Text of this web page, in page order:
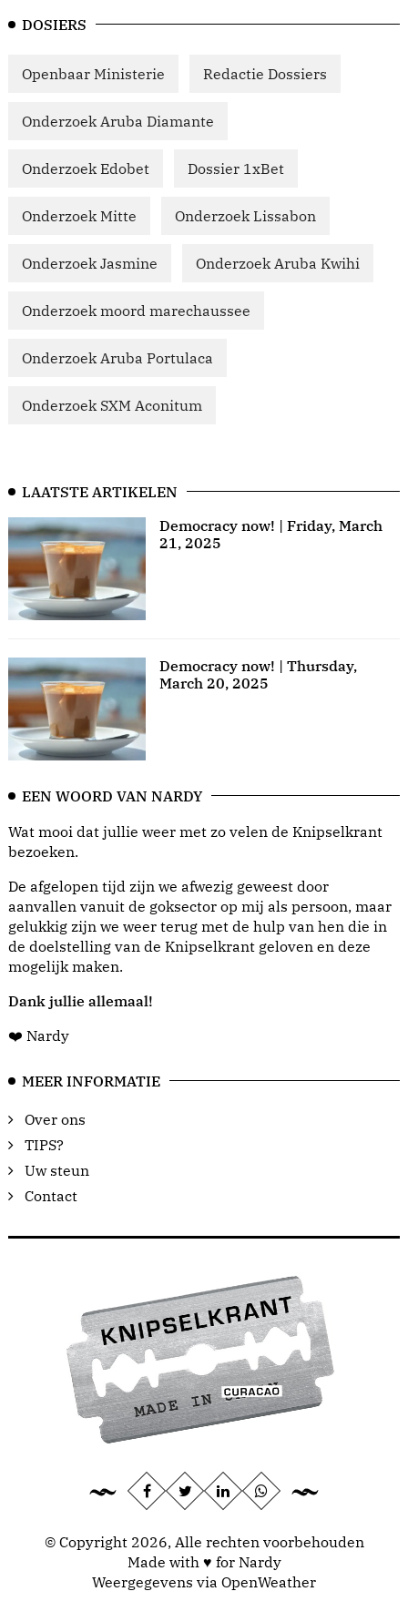
DOSIERS
Openbaar Ministerie Redactie Dossiers
Onderzoek Aruba Diamante
Onderzoek Edobet Dossier 1xBet
Onderzoek Mitte Onderzoek Lissabon
Onderzoek Jasmine Onderzoek Aruba Kwihi
Onderzoek moord marechaussee
Onderzoek Aruba Portulaca
Onderzoek SXM Aconitum
LAATSTE ARTIKELEN
Democracy now! | Friday, March
21, 2025
Democracy now! | Thursday,
March 20, 2025
EEN WOORD VAN NARDY
Wat mooi dat jullie weer met zo velen de Knipselkrant
bezoeken.
De afgelopen tijd zijn we afwezig geweest door
aanvallen vanuit de goksector op mij als persoon, maar
gelukkig zijn we weer terug met de hulp van hen die in
de doelstelling van de Knipselkrant geloven en deze
mogelijk maken.
Dank jullie allemaal!
❤️ Nardy
MEER INFORMATIE
Over ons
TIPS?
Uw steun
Contact
© Copyright 2026, Alle rechten voorbehouden
Made with ♥ for Nardy
Weergegevens via OpenWeather